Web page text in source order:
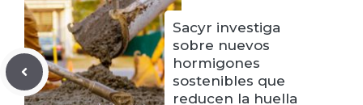
Sacyr investiga
sobre nuevos
hormigones
sostenibles que
reducen la huella